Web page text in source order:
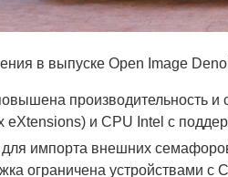
в выпуске Open Image
производительность
eXtensions) и CPU Intel c
импорта внешних
ограничена устройствами